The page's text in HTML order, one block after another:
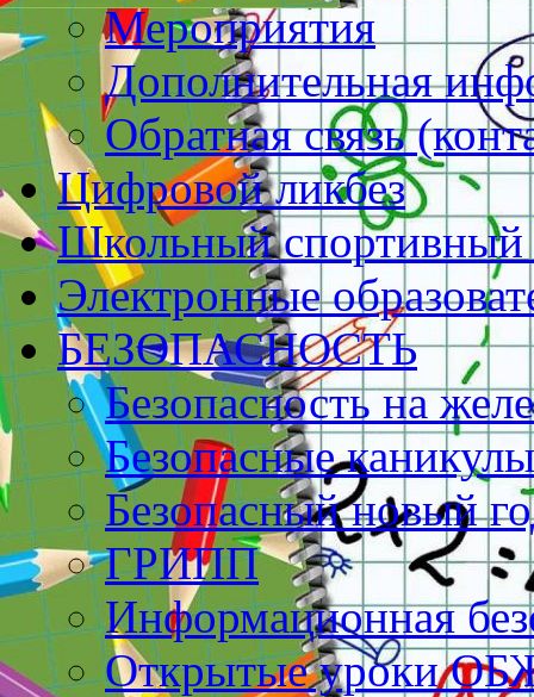
Мероприятия
Дополнительная
Обратная связь
Цифровой ликбез
Школьный спортивный
Электронные
БЕЗОПАСНОСТЬ
Безопасность на
Безопасные
Безопасный новый
ГРИПП
Информационная
Открытые уроки